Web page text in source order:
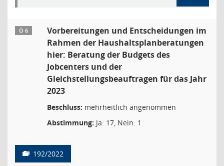
Ö 6
Vorbereitungen und Entscheidungen im
Rahmen der Haushaltsplanberatungen
hier: Beratung der Budgets des
Jobcenters und der
Gleichstellungsbeauftragen für das Jahr
2023
Beschluss: mehrheitlich angenommen
Abstimmung: Ja: 17, Nein: 1
192/2022